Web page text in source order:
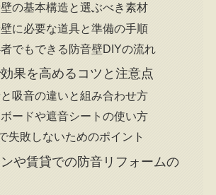
の基本構造と選ぶべき素材
に必要な道具と準備の手順
でもできる防音壁DIYの流れ
果を高めるコツと注意点
吸音の違いと組み合わせ方
ードや遮音シートの使い方
失敗しないためのポイント
や賃貸での防音リフォームの